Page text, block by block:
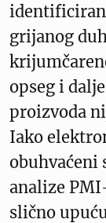
grijanog
opseg i
proizvoda
Iako
obuhvaćeni
analize
slično